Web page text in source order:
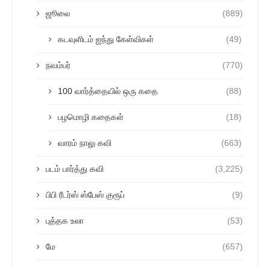
ஜூலை (889)
கடவுளிடம் ஐந்து கேள்விகள் (49)
நவம்பர் (770)
100 வார்த்தையில் ஒரு கதை (88)
பழமொழி கதைகள் (18)
வாரம் நாலு கவி (663)
படம் பார்த்து கவி (3,225)
பிபி ரீடர்ஸ் ஸ்பேஸ் குரூப் (9)
புத்தக உலா (53)
மே (657)